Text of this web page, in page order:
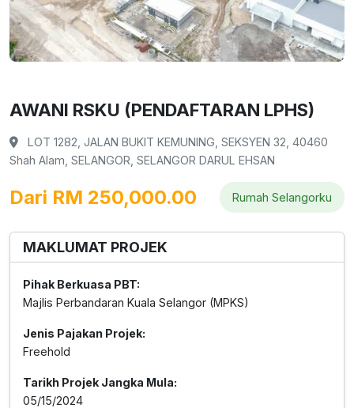
AWANI RSKU (PENDAFTARAN LPHS)
LOT 1282, JALAN BUKIT KEMUNING, SEKSYEN 32, 40460
Shah Alam, SELANGOR, SELANGOR DARUL EHSAN
Dari RM 250,000.00 Rumah Selangorku
MAKLUMAT PROJEK
Pihak Berkuasa PBT:
Majlis Perbandaran Kuala Selangor (MPKS)
Jenis Pajakan Projek:
Freehold
Tarikh Projek Jangka Mula:
05/15/2024